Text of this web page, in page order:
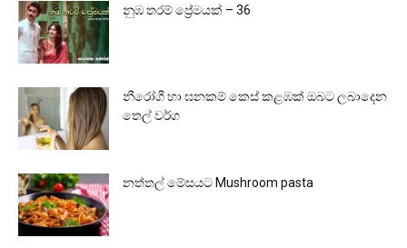
නුඹ තරම් ප්‍රේමයක් – 36
නීරෝගී හා ඝනකම් කෙස් කළඹක් ඔබට ලබාදෙන
තෙල් වර්ග
නත්තල් මේසයට Mushroom pasta